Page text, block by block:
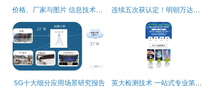
5G十大细分应用场景研究报告